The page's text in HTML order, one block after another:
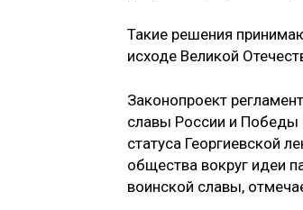
Такие решения
исходе Великой
Законопроект
славы России и Победы
статуса Георгиевской
общества вокруг идеи
воинской славы,